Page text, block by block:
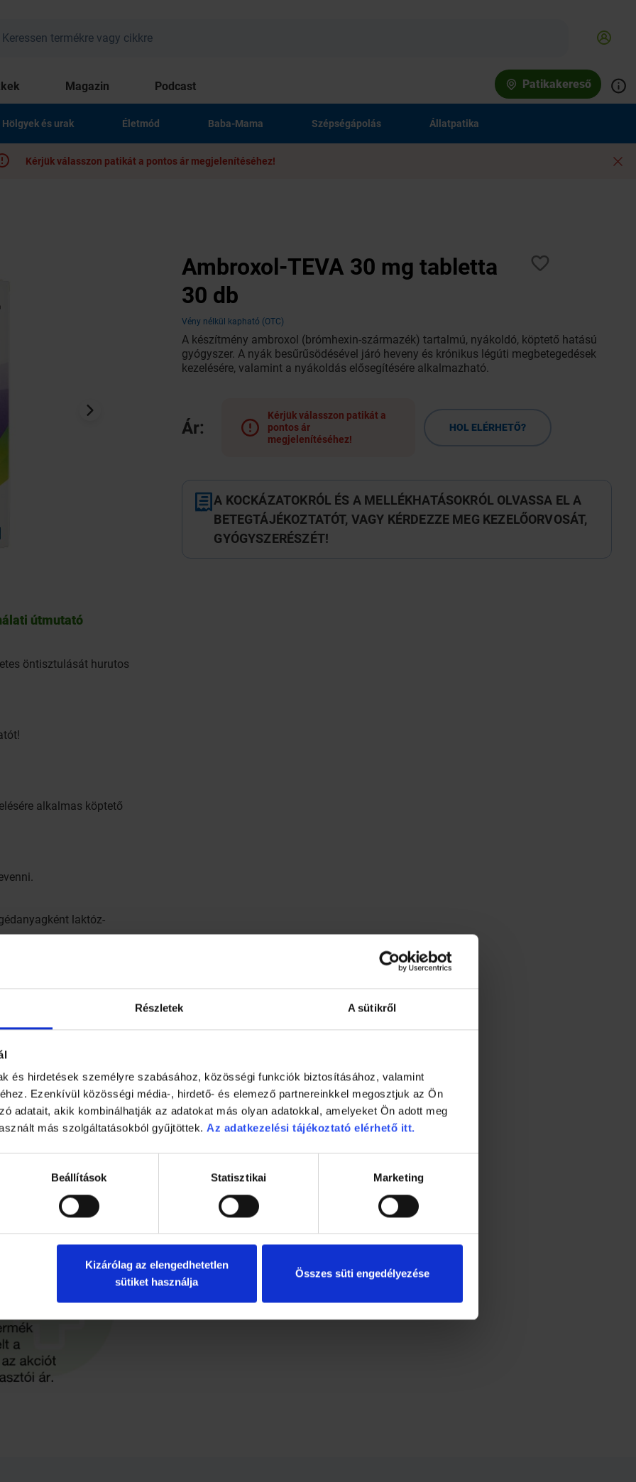
Részletek A sütikről
és hirdetések személyre szabásához, közösségi funkciók biztosításához, valamint
Ezenkívül közösségi média-, hirdető- és elemező partnereinkkel megosztjuk az Ön
adatait, akik kombinálhatják az adatokat más olyan adatokkal, amelyeket Ön adott meg
más szolgáltatásokból gyűjtöttek. Az adatkezelési tájékoztató elérhető itt.
Beállítások Statisztikai Marketing
Kizárólag az elengedhetetlen
sütiket használja
Összes süti engedélyezése
Magazin Podcast Patikakereső
Hölgyek és urak Életmód Baba-Mama Szépségápolás Állatpatika
Kérjük válasszon patikát a pontos ár megjelenítéséhez!
útmutató
öntisztulását hurutos
alkalmas köptető
laktóz-
ideig
brómhexinnel
számára
az alábbi
vagy az Ön
szedje.
kezelőorvosát vagy
lehetséges
nem enyhülnek, vagy
(továbbiakban Ambroxol-
Ambroxol-TEVA 30 mg tabletta
30 db
Vény nélkül kapható (OTC)
A készítmény ambroxol (brómhexin-származék) tartalmú, nyákoldó, köptető hatású
gyógyszer. A nyák besűrűsödésével járó heveny és krónikus légúti megbetegedések
kezelésére, valamint a nyákoldás elősegítésére alkalmazható.
Ár:
Kérjük válasszon patikát a
pontos ár
megjelenítéséhez!
HOL ELÉRHETŐ?
A KOCKÁZATOKRÓL ÉS A MELLÉKHATÁSOKRÓL OLVASSA EL A
BETEGTÁJÉKOZTATÓT, VAGY KÉRDEZZE MEG KEZELŐORVOSÁT,
GYÓGYSZERÉSZÉT!